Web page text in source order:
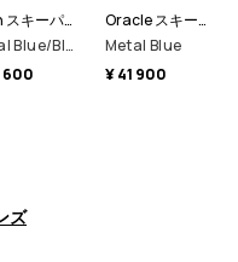
Arch スキーパンツ メンズ
Metal Blue/Black
600
Oracle スキージャケット メンズ
Metal Blue
¥ 41 900
ズ